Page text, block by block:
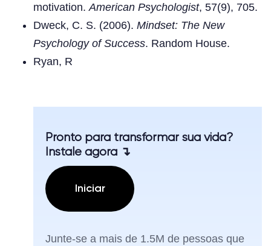
motivation. American Psychologist, 57(9), 705.
Dweck, C. S. (2006). Mindset: The New
Psychology of Success. Random House.
Ryan, R
Pronto para transformar sua vida?
Instale agora ↴
Iniciar
Junte-se a mais de 1.5M de pessoas que